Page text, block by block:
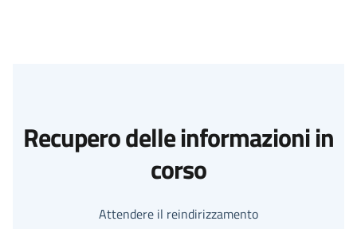
Recupero delle informazioni in
corso
Attendere il reindirizzamento